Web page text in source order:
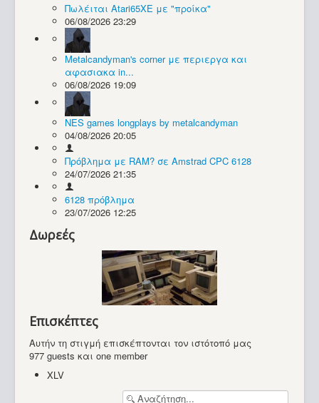
Συλλογές / Projects
Υπολογιστές
Πωλέιται Atari65XE με "προίκα"
06/08/2026 23:29
Metalcandyman's corner με περιεργα και
αφασιακα in...
06/08/2026 19:09
NES games longplays by metalcandyman
04/08/2026 20:05
Πρόβλημα με RAM? σε Amstrad CPC 6128
24/07/2026 21:35
6128 πρόβλημα
23/07/2026 12:25
Δωρεές
Επισκέπτες
Αυτήν τη στιγμή επισκέπτονται τον ιστότοπό μας
977 guests και one member
XLV